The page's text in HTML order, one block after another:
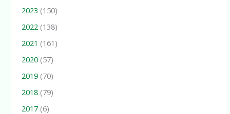
2023 (150)
2022 (138)
2021 (161)
2020 (57)
2019 (70)
2018 (79)
2017 (6)